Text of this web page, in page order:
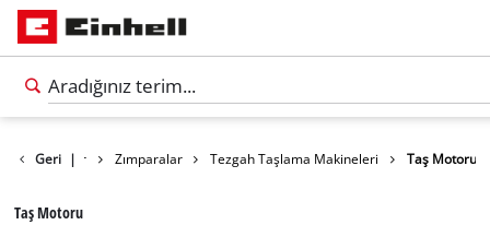
Geri |
Aletler Zımparalar Tezgah Taşlama Makineleri Taş Motoru
Taş Motoru